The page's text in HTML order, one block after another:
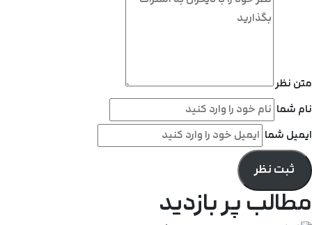
متن نظر
نام شما
ایمیل شما
ثبت نظر
مطالب پر بازدید